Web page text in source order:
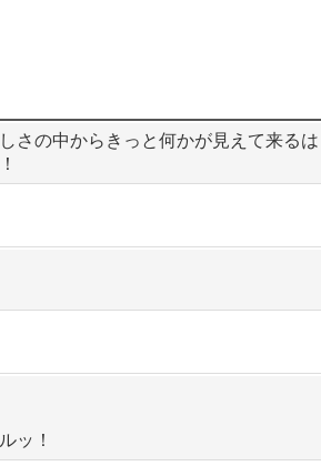
さの中からきっと何かが見えて来るは
ッ！